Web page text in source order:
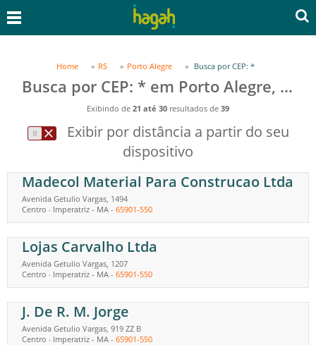
Home RS Porto Alegre Busca por CEP: *
Busca por CEP: * em Porto Alegre, RS
Exibindo de 21 até 30 resultados de 39
Exibir por distância a partir do seu
dispositivo
Madecol Material Para Construcao Ltda
Avenida Getulio Vargas, 1494
Centro - Imperatriz - MA - 65901-550
Lojas Carvalho Ltda
Avenida Getulio Vargas, 1207
Centro - Imperatriz - MA - 65901-550
J. De R. M. Jorge
Avenida Getulio Vargas, 919 ZZ B
Centro - Imperatriz - MA - 65901-550